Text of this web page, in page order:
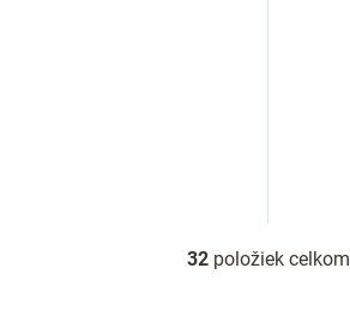
O
32 položiek celkom